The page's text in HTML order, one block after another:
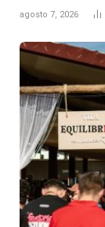
agosto 7, 2026